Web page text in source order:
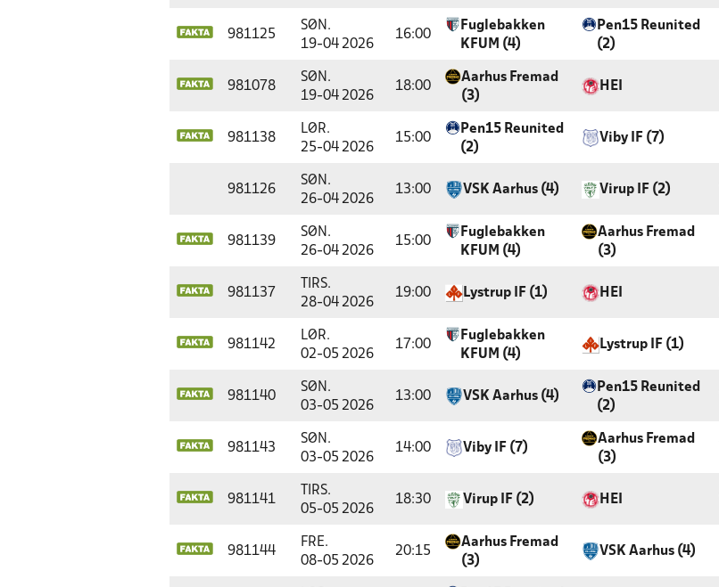
981125
SØN.
19-04 2026
16:00
Fuglebakken
KFUM (4)
Pen15 Reunited
(2)
981078
SØN.
19-04 2026
18:00
Aarhus Fremad
(3)
HEI
981138
LØR.
25-04 2026
15:00
Pen15 Reunited
(2)
Viby IF (7)
981126
SØN.
26-04 2026
13:00 VSK Aarhus (4) Virup IF (2)
981139
SØN.
26-04 2026
15:00
Fuglebakken
KFUM (4)
Aarhus Fremad
(3)
981137
TIRS.
28-04 2026
19:00 Lystrup IF (1) HEI
981142
LØR.
02-05 2026
17:00
Fuglebakken
KFUM (4)
Lystrup IF (1)
981140
SØN.
03-05 2026
13:00 VSK Aarhus (4)
Pen15 Reunited
(2)
981143
SØN.
03-05 2026
14:00 Viby IF (7)
Aarhus Fremad
(3)
981141
TIRS.
05-05 2026
18:30 Virup IF (2) HEI
981144
FRE.
08-05 2026
20:15
Aarhus Fremad
(3)
VSK Aarhus (4)